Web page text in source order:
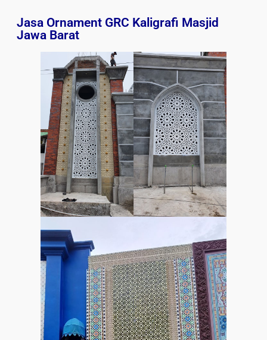
Jasa Ornament GRC Kaligrafi Masjid
Jawa Barat